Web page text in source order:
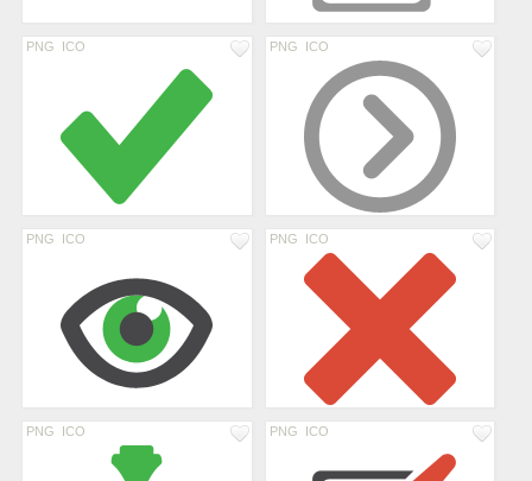
PNG ICO PNG ICO
PNG ICO PNG ICO
PNG ICO PNG ICO